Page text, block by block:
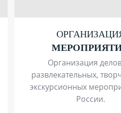
Организация
развлекательных,
экскурсионных
России.